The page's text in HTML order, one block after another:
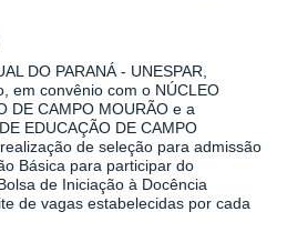
DO PARANÁ - UNESPAR,
em convênio com o NÚCLEO
DE CAMPO MOURÃO e a
EDUCAÇÃO DE CAMPO
de seleção para admissão
Básica para participar do
de Iniciação à Docência
de vagas estabelecidas por cada